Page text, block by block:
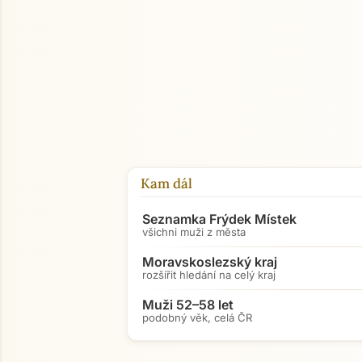
Kam dál
Seznamka Frýdek Místek
všichni muži z města
Moravskoslezský kraj
rozšířit hledání na celý kraj
Muži 52–58 let
podobný věk, celá ČR